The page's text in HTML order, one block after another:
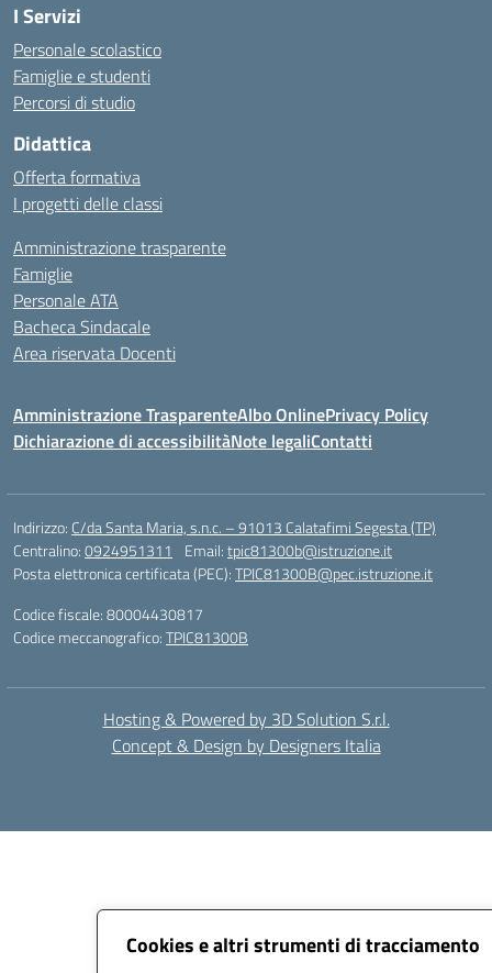
Cookies e altri strumenti di tracciamento
I Servizi
Personale scolastico
Famiglie e studenti
Percorsi di studio
Didattica
Offerta formativa
I progetti delle classi
Amministrazione trasparente
Famiglie
Personale ATA
Bacheca Sindacale
Area riservata Docenti
Amministrazione TrasparenteAlbo OnlinePrivacy Policy
Dichiarazione di accessibilitàNote legaliContatti
Indirizzo: C/da Santa Maria, s.n.c. – 91013 Calatafimi Segesta (TP)
Centralino:0924951311 Email:tpic81300b@istruzione.it
Posta elettronica certificata (PEC):TPIC81300B@pec.istruzione.it
Codice fiscale: 80004430817
Codice meccanografico:TPIC81300B
Hosting & Powered by 3D Solution S.r.l.
Concept & Design by Designers Italia